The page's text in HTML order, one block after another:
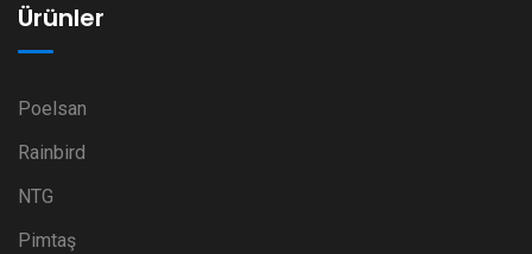
Ürünler
Poelsan
Rainbird
NTG
Pimtaş